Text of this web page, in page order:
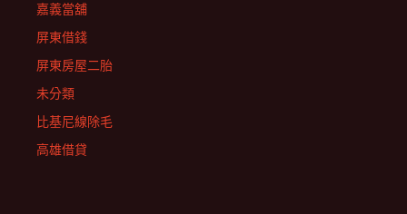
嘉義當舖
屏東借錢
屏東房屋二胎
未分類
比基尼線除毛
高雄借貸